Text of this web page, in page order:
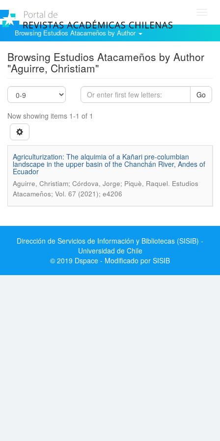
Browsing Estudios Atacameños by Author
Browsing Estudios Atacameños by Author
"Aguirre, Christiam"
Go
Now showing items 1-1 of 1
Agriculturization: The alquimia of a Kañari pre-columbian
landscape in the upper basin of the Chanchán River, Andes of
Ecuador
Aguirre, Christiam; Córdova, Jorge; Piquè, Raquel. Estudios
Atacameños; Vol. 67 (2021); e4206
Dirección de Servicios de Información y Bibliotecas (SISIB) -
Universidad de Chile
© 2019 Dspace - Modificado por SISIB